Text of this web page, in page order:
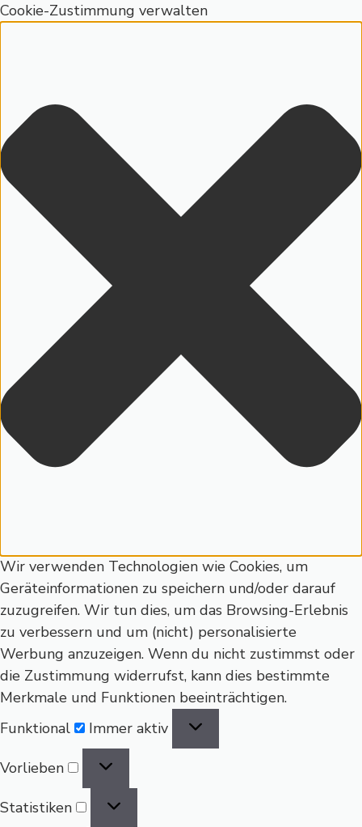
Cookie-Zustimmung verwalten
Wir verwenden Technologien wie Cookies, um
Geräteinformationen zu speichern und/oder darauf
zuzugreifen. Wir tun dies, um das Browsing-Erlebnis
zu verbessern und um (nicht) personalisierte
Werbung anzuzeigen. Wenn du nicht zustimmst oder
die Zustimmung widerrufst, kann dies bestimmte
Merkmale und Funktionen beeinträchtigen.
Funktional
Funktional
Immer aktiv
Vorlieben
Statistiken